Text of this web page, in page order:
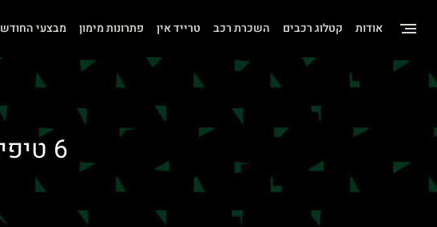
לֵב:
בְּאֲתָר
זֶה
מַעֲרֶכֶת
"נָגִישׁ
בִּקְלִיק"
אודות קטלוג רכבים השכרת רכב טרייד אין פתרונות מימון מבצעי החודש
6 טיפים למציאת רכב במחיר טוב